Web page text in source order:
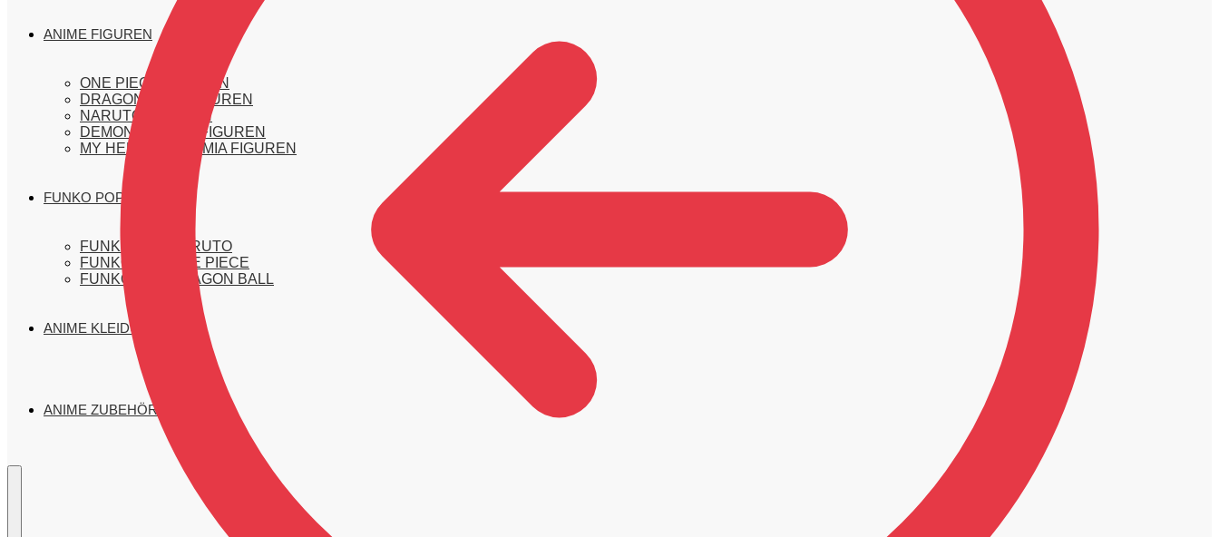
ANIME FIGUREN
ONE PIECE FIGUREN
DRAGON BALL FIGUREN
NARUTO FIGUREN
DEMON SLAYER FIGUREN
MY HERO ACADEMIA FIGUREN
FUNKO POP FIGUREN
FUNKO POP NARUTO
FUNKO POP ONE PIECE
FUNKO POP DRAGON BALL
ANIME KLEIDUNG
ANIME ZUBEHÖR